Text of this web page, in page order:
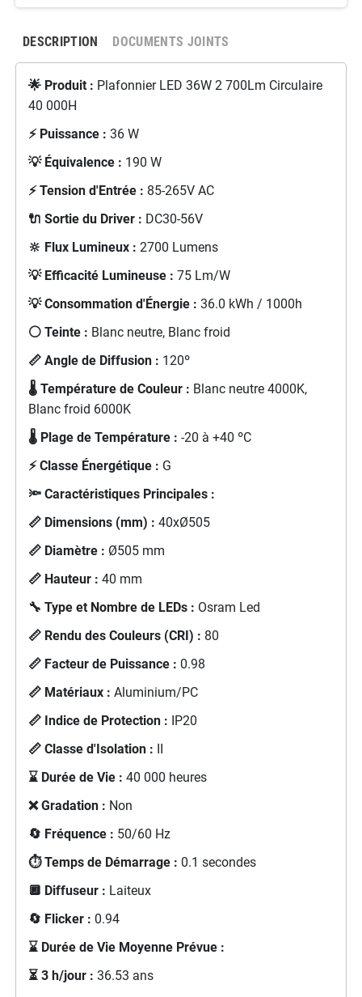
DESCRIPTION DOCUMENTS JOINTS
🌟 Produit : Plafonnier LED 36W 2 700Lm Circulaire
40 000H
⚡ Puissance : 36 W
💡 Équivalence : 190 W
⚡ Tension d'Entrée : 85-265V AC
🔌 Sortie du Driver : DC30-56V
🔆 Flux Lumineux : 2700 Lumens
💡 Efficacité Lumineuse : 75 Lm/W
💡 Consommation d'Énergie : 36.0 kWh / 1000h
⚪ Teinte : Blanc neutre, Blanc froid
📏 Angle de Diffusion : 120º
🌡️ Température de Couleur : Blanc neutre 4000K,
Blanc froid 6000K
🌡️ Plage de Température : -20 à +40 ºC
⚡ Classe Énergétique : G
🔦 Caractéristiques Principales :
📏 Dimensions (mm) : 40xØ505
📏 Diamètre : Ø505 mm
📏 Hauteur : 40 mm
🔧 Type et Nombre de LEDs : Osram Led
📏 Rendu des Couleurs (CRI) : 80
📏 Facteur de Puissance : 0.98
📏 Matériaux : Aluminium/PC
📏 Indice de Protection : IP20
📏 Classe d'Isolation : II
⌛ Durée de Vie : 40 000 heures
❌ Gradation : Non
🔄 Fréquence : 50/60 Hz
⏱️ Temps de Démarrage : 0.1 secondes
🔲 Diffuseur : Laiteux
🔄 Flicker : 0.94
⌛ Durée de Vie Moyenne Prévue :
⏳ 3 h/jour : 36.53 ans